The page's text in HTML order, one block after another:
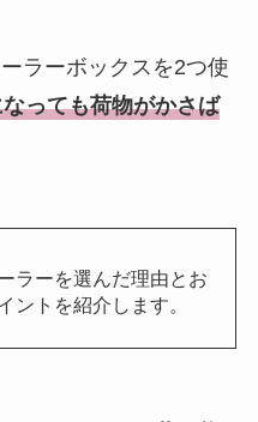
ラーボックスを2つ使
っても荷物がかさば
ラーを選んだ理由とお
ントを紹介します。